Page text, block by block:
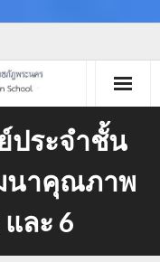
ประจำชั้น
นาคุณภาพ
ละ 6